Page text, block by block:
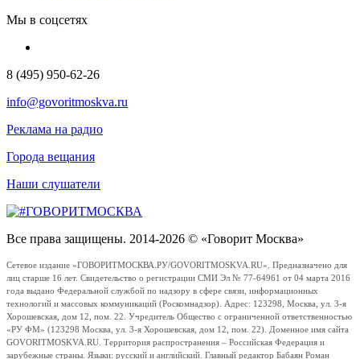
Мы в соцсетях
8 (495) 950-62-26
info@govoritmoskva.ru
Реклама на радио
Города вещания
Наши слушатели
Все права защищены. 2014-2026 © «Говорит Москва»
Сетевое издание «ГОВОРИТМОСКВА.РУ/GOVORITMOSKVA.RU». Предназначено для
лиц старше 16 лет. Свидетельство о регистрации СМИ Эл № 77-64961 от 04 марта 2016
года выдано Федеральной службой по надзору в сфере связи, информационных
технологий и массовых коммуникаций (Роскомнадзор). Адрес: 123298, Москва, ул. 3-я
Хорошевская, дом 12, пом. 22. Учредитель Общество с ограниченной ответственностью
«РУ ФМ» (123298 Москва, ул. 3-я Хорошевская, дом 12, пом. 22). Доменное имя сайта
GOVORITMOSKVA.RU. Территория распространения – Российская Федерация и
зарубежные страны. Языки: русский и английский. Главный редактор Бабаян Роман